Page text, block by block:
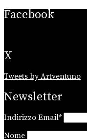
Facebook
X
Tweets by Artventuno
Newsletter
Indirizzo Email*
Nome